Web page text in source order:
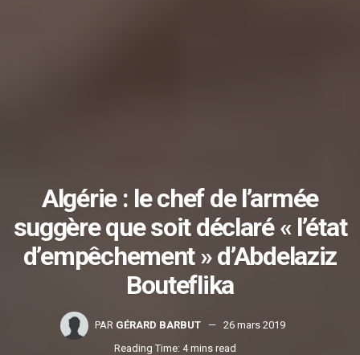
Algérie : le chef de l’armée
suggère que soit déclaré « l’état
d’empêchement » d’Abdelaziz
Bouteflika
PAR GÉRARD BARBUT
26 mars 2019
Reading Time: 4 mins read